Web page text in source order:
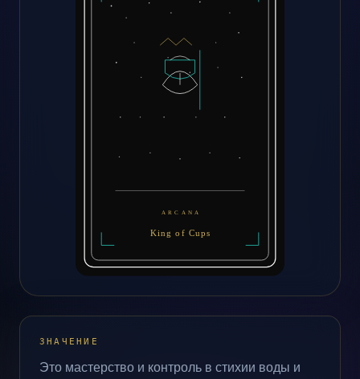
ЗНАЧЕНИЕ
Это мастерство и контроль в стихии воды и